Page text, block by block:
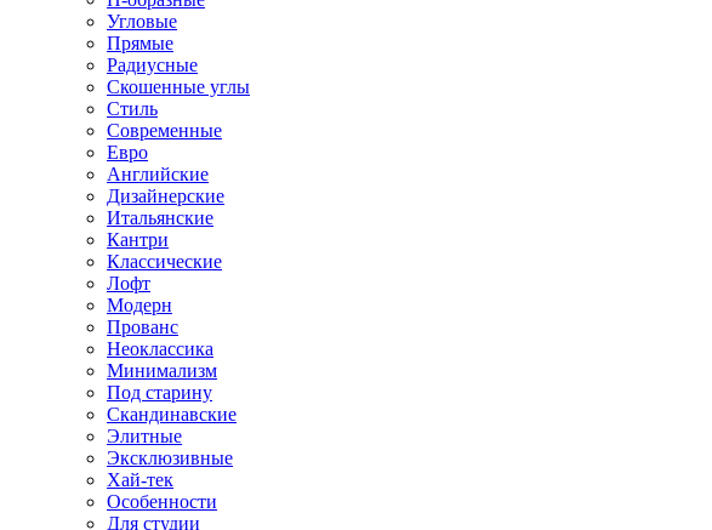
Угловые
Прямые
Радиусные
Скошенные углы
Стиль
Современные
Евро
Английские
Дизайнерские
Итальянские
Кантри
Классические
Лофт
Модерн
Прованс
Неоклассика
Минимализм
Под старину
Скандинавские
Элитные
Эксклюзивные
Хай-тек
Особенности
Для студии